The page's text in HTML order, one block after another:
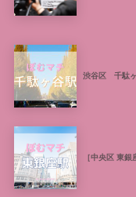
渋谷区 千駄ヶ
［中央区 東